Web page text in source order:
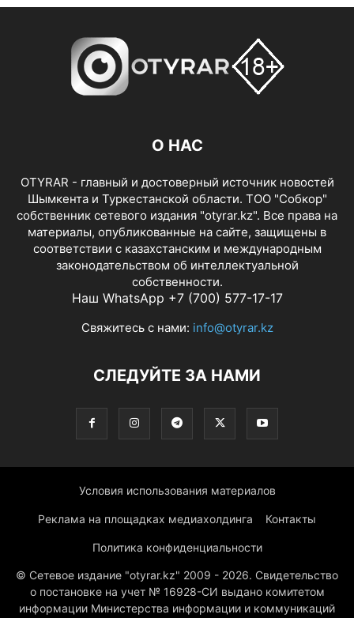
О НАС
OTYRAR - главный и достоверный источник новостей
Шымкента и Туркестанской области. ТОО "Собкор"
собственник сетевого издания "otyrar.kz". Все права на
материалы, опубликованные на сайте, защищены в
соответствии с казахстанским и международным
законодательством об интеллектуальной
собственности.
Наш WhatsApp +7 (700) 577-17-17
Свяжитесь с нами: info@otyrar.kz
СЛЕДУЙТЕ ЗА НАМИ
Условия использования материалов
Реклама на площадках медиахолдинга Контакты
Политика конфиденциальности
© Сетевое издание "otyrar.kz" 2009 - 2026. Свидетельство
о постановке на учет № 16928-СИ выдано комитетом
информации Министерства информации и коммуникаций